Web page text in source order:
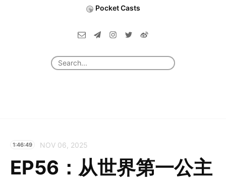
Pocket Casts
1:46:49 NOV 06, 2025
EP56：从世界第一公主